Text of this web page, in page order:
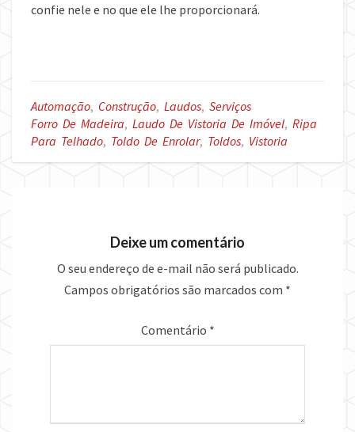
confie nele e no que ele lhe proporcionará.
Automação, Construção, Laudos, Serviços
Forro De Madeira, Laudo De Vistoria De Imóvel, Ripa
Para Telhado, Toldo De Enrolar, Toldos, Vistoria
Deixe um comentário
O seu endereço de e-mail não será publicado.
Campos obrigatórios são marcados com *
Comentário *